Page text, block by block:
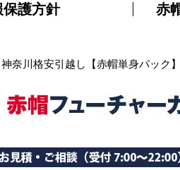
護方針
赤
奈川格安引越し【赤帽単身パック